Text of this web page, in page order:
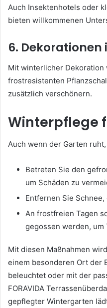
Auch Insektenhotels oder
bieten willkommenen
6. Dekorationen
Mit winterlicher Dekoration
frostresistenten
zusätzlich verschönern.
Winterpflege
Auch wenn der Garten
Betreten Sie den
um Schäden zu
Entfernen Sie
An frostfreien Tagen
gegossen werden,
Mit diesen Maßnahmen
einem besonderen Ort der
beleuchtet oder mit der
FORAVIDA
gepflegter Wintergarten